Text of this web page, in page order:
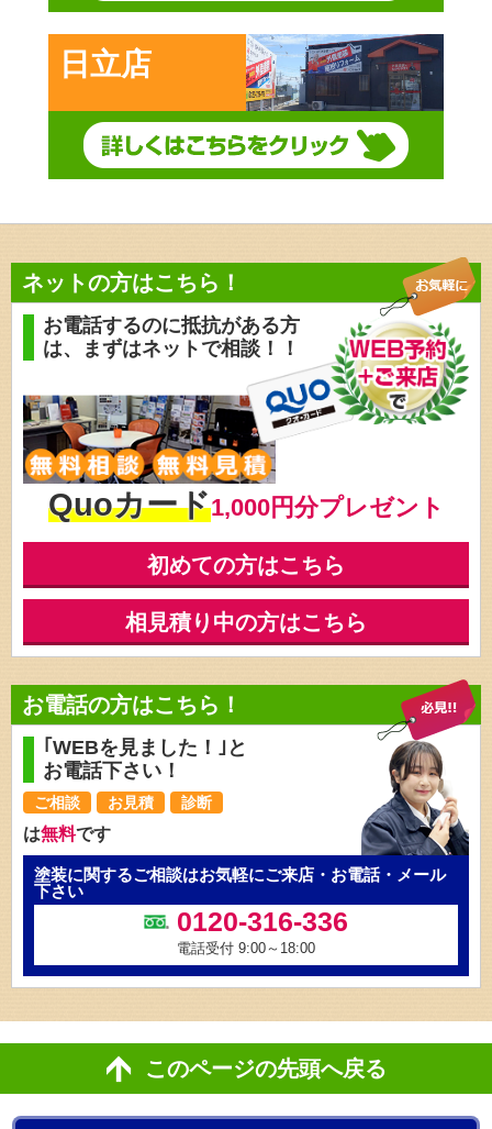
日立店
ネットの方はこちら！
お電話するのに抵抗がある方
は、
まずはネットで相談！！
Quoカード1,000円分プレゼント
初めての方はこちら
相見積り中の方はこちら
お電話の方はこちら！
｢WEBを見ました！｣と
お電話下さい！
ご相談 お見積 診断
は無料です
塗装に関するご相談はお気軽にご来店・お電話・メール
下さい
0120-316-336
電話受付 9:00～18:00
このページの先頭へ戻る